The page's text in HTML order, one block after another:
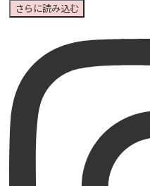
さらに読み込む